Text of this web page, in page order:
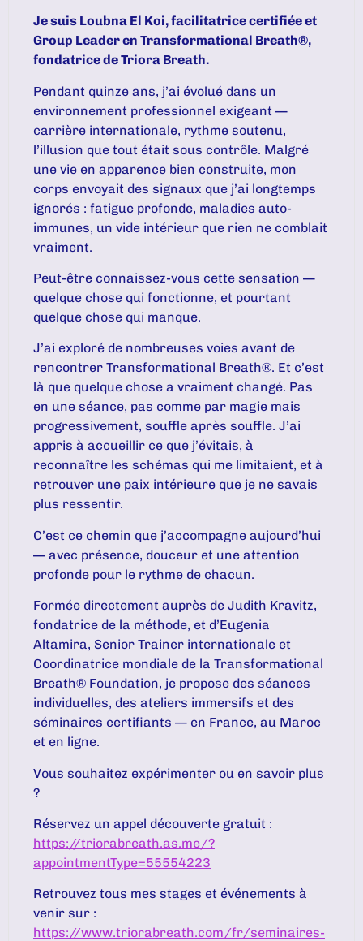
Je suis Loubna El Koi, facilitatrice certifiée et
Group Leader en Transformational Breath®,
fondatrice de Triora Breath.
Pendant quinze ans, j’ai évolué dans un
environnement professionnel exigeant —
carrière internationale, rythme soutenu,
l’illusion que tout était sous contrôle. Malgré
une vie en apparence bien construite, mon
corps envoyait des signaux que j’ai longtemps
ignorés : fatigue profonde, maladies auto-
immunes, un vide intérieur que rien ne comblait
vraiment.
Peut-être connaissez-vous cette sensation —
quelque chose qui fonctionne, et pourtant
quelque chose qui manque.
J’ai exploré de nombreuses voies avant de
rencontrer Transformational Breath®. Et c’est
là que quelque chose a vraiment changé. Pas
en une séance, pas comme par magie mais
progressivement, souffle après souffle. J’ai
appris à accueillir ce que j’évitais, à
reconnaître les schémas qui me limitaient, et à
retrouver une paix intérieure que je ne savais
plus ressentir.
C’est ce chemin que j’accompagne aujourd’hui
— avec présence, douceur et une attention
profonde pour le rythme de chacun.
Formée directement auprès de Judith Kravitz,
fondatrice de la méthode, et d’Eugenia
Altamira, Senior Trainer internationale et
Coordinatrice mondiale de la Transformational
Breath® Foundation, je propose des séances
individuelles, des ateliers immersifs et des
séminaires certifiants — en France, au Maroc
et en ligne.
Vous souhaitez expérimenter ou en savoir plus
?
Réservez un appel découverte gratuit :
https://triorabreath.as.me/?
appointmentType=55554223
Retrouvez tous mes stages et événements à
venir sur :
https://www.triorabreath.com/fr/seminaires-